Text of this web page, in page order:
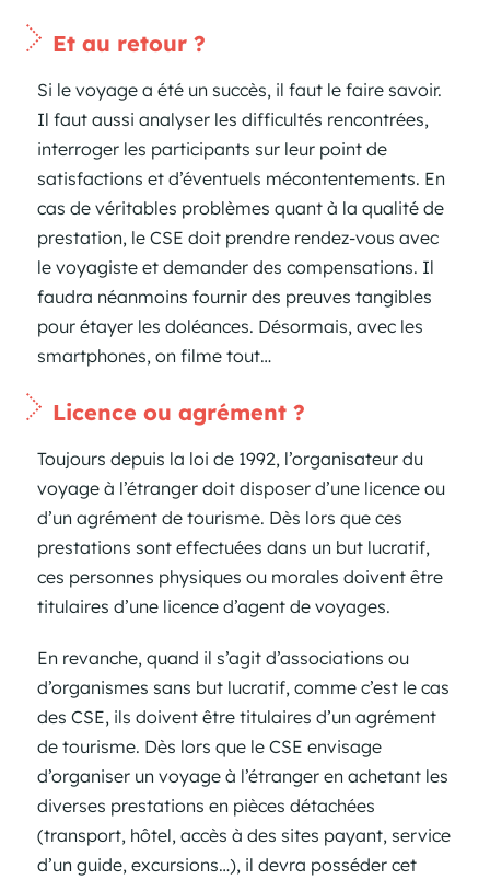
Et au retour ?
Si le voyage a été un succès, il faut le faire savoir.
Il faut aussi analyser les difficultés rencontrées,
interroger les participants sur leur point de
satisfactions et d’éventuels mécontentements. En
cas de véritables problèmes quant à la qualité de
prestation, le CSE doit prendre rendez-vous avec
le voyagiste et demander des compensations. Il
faudra néanmoins fournir des preuves tangibles
pour étayer les doléances. Désormais, avec les
smartphones, on filme tout…
Licence ou agrément ?
Toujours depuis la loi de 1992, l’organisateur du
voyage à l’étranger doit disposer d’une licence ou
d’un agrément de tourisme. Dès lors que ces
prestations sont effectuées dans un but lucratif,
ces personnes physiques ou morales doivent être
titulaires d’une licence d’agent de voyages.
En revanche, quand il s’agit d’associations ou
d’organismes sans but lucratif, comme c’est le cas
des CSE, ils doivent être titulaires d’un agrément
de tourisme. Dès lors que le CSE envisage
d’organiser un voyage à l’étranger en achetant les
diverses prestations en pièces détachées
(transport, hôtel, accès à des sites payant, service
d’un guide, excursions…), il devra posséder cet